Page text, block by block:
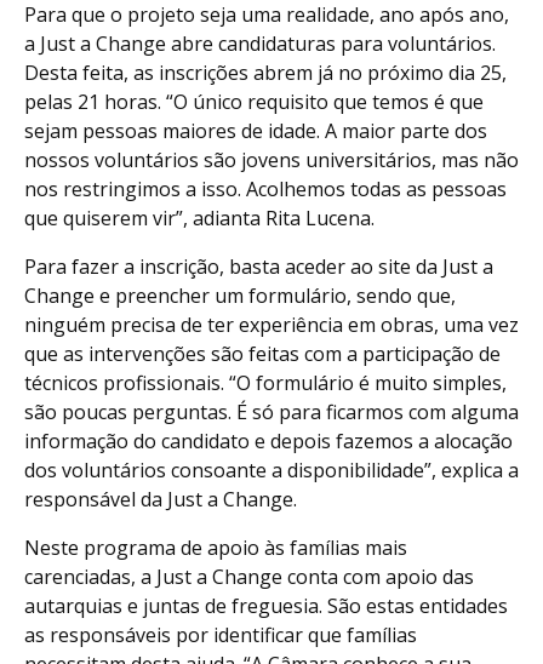
Para que o projeto seja uma realidade, ano após ano,
a Just a Change abre candidaturas para voluntários.
Desta feita, as inscrições abrem já no próximo dia 25,
pelas 21 horas. “O único requisito que temos é que
sejam pessoas maiores de idade. A maior parte dos
nossos voluntários são jovens universitários, mas não
nos restringimos a isso. Acolhemos todas as pessoas
que quiserem vir”, adianta Rita Lucena.
Para fazer a inscrição, basta aceder ao site da Just a
Change e preencher um formulário, sendo que,
ninguém precisa de ter experiência em obras, uma vez
que as intervenções são feitas com a participação de
técnicos profissionais. “O formulário é muito simples,
são poucas perguntas. É só para ficarmos com alguma
informação do candidato e depois fazemos a alocação
dos voluntários consoante a disponibilidade”, explica a
responsável da Just a Change.
Neste programa de apoio às famílias mais
carenciadas, a Just a Change conta com apoio das
autarquias e juntas de freguesia. São estas entidades
as responsáveis por identificar que famílias